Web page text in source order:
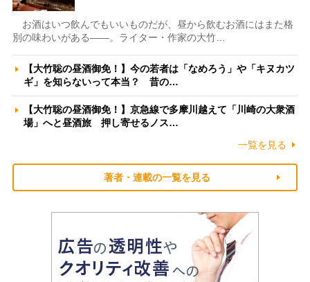
お酒はいつ飲んでもいいものだが、昼から飲むお酒にはまた格
別の味わいがある――。ライター・作家の大竹…
【大竹聡の昼酒御免！】今の若者は「なめろう」や「キヌカツ
ギ」を知らないって本当？ 昔の…
【大竹聡の昼酒御免！】京急線で多摩川越えて「川崎の大衆酒
場」へと昼酒旅 押し寄せるノス…
一覧を見る
著者・連載の一覧を見る